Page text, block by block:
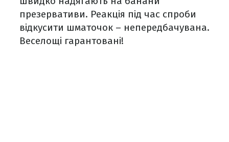
презервативи. Реакція під час спроби
відкусити шматочок – непередбачувана.
Веселощі гарантовані!